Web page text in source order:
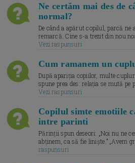
Ne certăm mai des de
normal?
De când a apărut copilul, parcă ne
remarcă. Cine s-a trezit din nou
Vezi raspunsuri
Cum ramanem un
După apariția copiilor, multe
spune prea des: relația se mută pe
Vezi raspunsuri
Copilul simte emotiile
intre parinti
Părinții spun deseori: „Noi nu ne
abținem, ca să fie liniște.” „Avem
raspunsuri